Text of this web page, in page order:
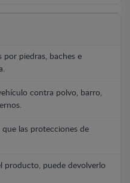
por piedras, baches e
contra polvo, barro,
que las protecciones de
producto, puede devolverlo